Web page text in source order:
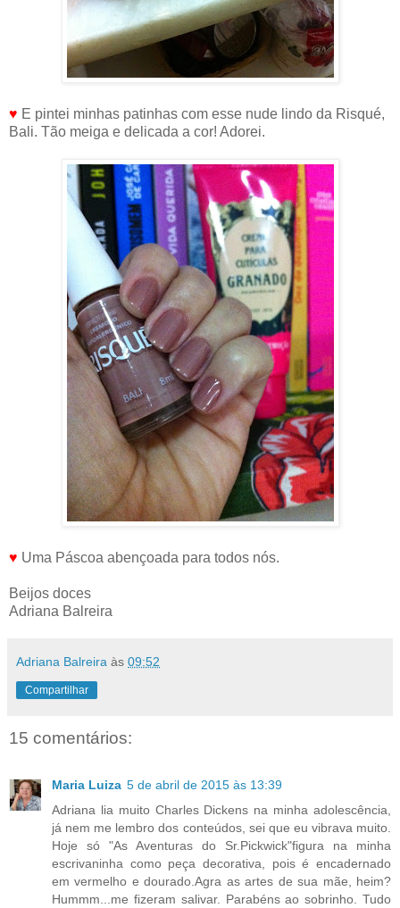
♥ E pintei minhas patinhas com esse nude lindo da Risqué,
Bali. Tão meiga e delicada a cor! Adorei.
♥ Uma Páscoa abençoada para todos nós.
Beijos doces
Adriana Balreira
Adriana Balreira às 09:52
Compartilhar
15 comentários:
Maria Luiza 5 de abril de 2015 às 13:39
Adriana lia muito Charles Dickens na minha adolescência,
já nem me lembro dos conteúdos, sei que eu vibrava muito.
Hoje só "As Aventuras do Sr.Pickwick"figura na minha
escrivaninha como peça decorativa, pois é encadernado
em vermelho e dourado.Agra as artes de sua mãe, heim?
Hummm...me fizeram salivar. Parabéns ao sobrinho. Tudo